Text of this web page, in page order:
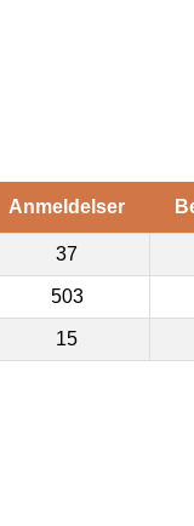
Anmeldelser
37
503
15